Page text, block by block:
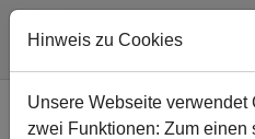
NEWS
Hinweis zu Cookies
Unsere Webseite verwendet
zwei Funktionen: Zum einen